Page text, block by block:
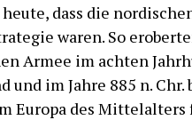
dass die
waren. So
Armee im achten
im Jahre 885 n. Chr.
Europa des